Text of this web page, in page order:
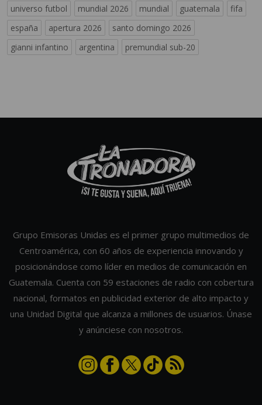
universo futbol mundial 2026 mundial guatemala
fifa
españa
apertura 2026
santo domingo 2026
gianni infantino
argentina premundial sub-20
Grupo Emisoras Unidas es el primer grupo multimedios de
Centroamérica, con 60 años de experiencia innovando y
posicionándose como líder en medios de comunicación en
Guatemala. Cuenta con 59 estaciones de radio con cobertura
nacional, formatos en publicidad exterior de alto impacto y
una Unidad Digital que alcanza a millones de usuarios. Únase
y anúnciese con nosotros.